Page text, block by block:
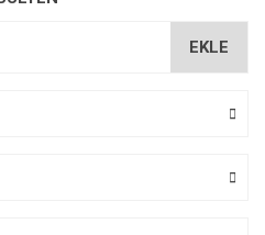
EKLE